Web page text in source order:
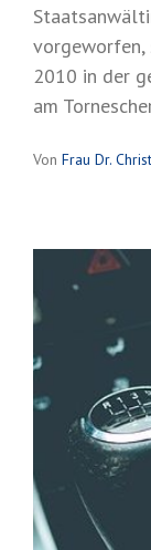
vorgeworfen,
2010 in der
am
Von Frau Dr.